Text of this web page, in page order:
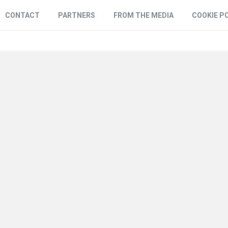
CONTACT PARTNERS FROM THE MEDIA COOKIE